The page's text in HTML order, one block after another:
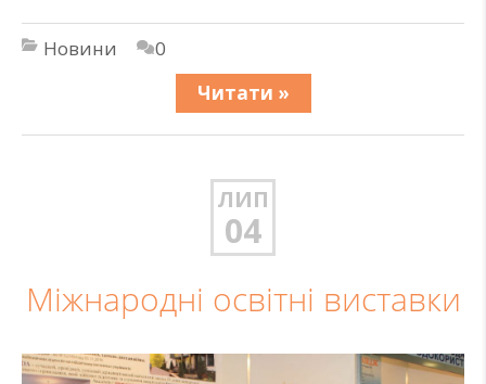
Новини
0
Читати »
ЛИП
04
Міжнародні освітні виставки